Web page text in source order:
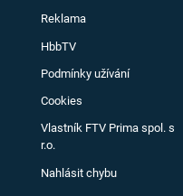
Reklama
HbbTV
Podmínky užívání
Cookies
Vlastník FTV Prima spol. s
r.o.
Nahlásit chybu